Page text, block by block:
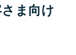
ま向け